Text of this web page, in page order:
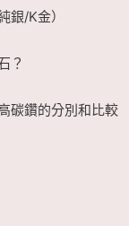
銀/K金）
？
碳鑽的分別和比較